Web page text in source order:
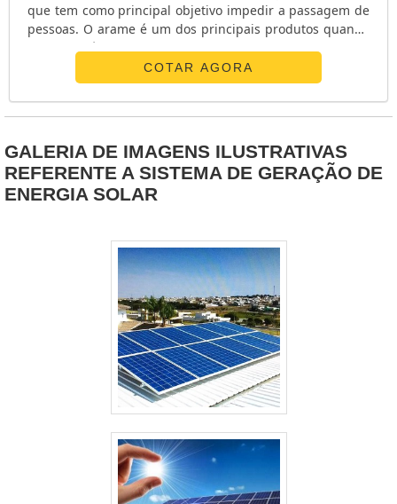
que tem como principal objetivo impedir a passagem de
pessoas. O arame é um dos principais produtos quando
o assunto é arame afiado. Aplicações - Cercas; - Muros; -
Sistemas de segurança; - Sistema de isolamento; -
Proteção de hospitais; - Proteção de comércios;
Diferenciais O arame laminado pode ser encontrado
principalmente por se....
COTAR AGORA
GALERIA DE IMAGENS ILUSTRATIVAS
REFERENTE A SISTEMA DE GERAÇÃO DE
ENERGIA SOLAR